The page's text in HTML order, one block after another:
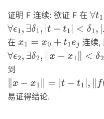
证明 F 连续: 欲证 F 在 ∀t1
∀ϵ1, ∃δ1,| t− t1| <δ |F t)−
在 x1= x0 +t1 ej
连续,
∀ϵ2 ∃δ2 ‖x−x1 ‖<δ 2 ,‖f x)
到
x− x1 ‖=| t t1| ‖f (x)
−f(x1)‖=|F(t
易证得结论.